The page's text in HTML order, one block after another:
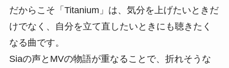
だからこそ「Titanium」は、気分を上げたいときだ
けでなく、自分を立て直したいときにも聴きたく
なる曲です。
Siaの声とMVの物語が重なることで、折れそうな